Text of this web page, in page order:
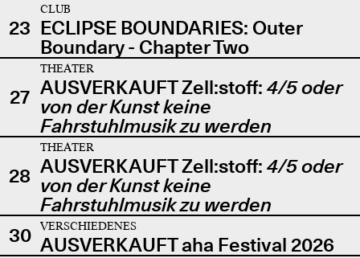
23
CLUB
ECLIPSE BOUNDARIES: Outer
Boundary - Chapter Two
27
THEATER
AUSVERKAUFT Zell:stoff: 4/5 oder
von der Kunst keine
Fahrstuhlmusik zu werden
28
THEATER
AUSVERKAUFT Zell:stoff: 4/5 oder
von der Kunst keine
Fahrstuhlmusik zu werden
30
VERSCHIEDENES
AUSVERKAUFT aha Festival 2026